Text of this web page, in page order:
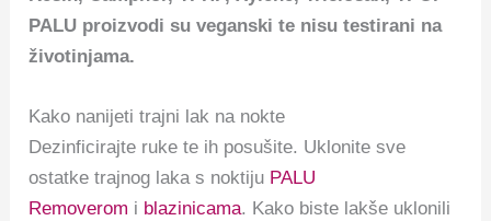
PALU proizvodi su veganski te nisu testirani na
životinjama.
Kako nanijeti trajni lak na nokte
Dezinficirajte ruke te ih posušite. Uklonite sve
ostatke trajnog laka s noktiju PALU
Removerom i blazinicama. Kako biste lakše uklonili